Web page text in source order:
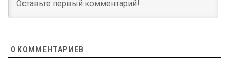
0 КОММЕНТАРИЕВ